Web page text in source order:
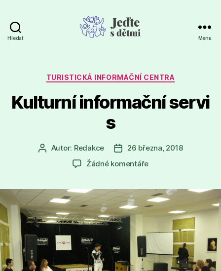
Hledat Menu
Rubriky
TURISTICKÁ INFORMAČNÍ CENTRA
Kulturní informační servi
s
Autor
příspěvku
Autor: Redakce
Datum
příspěvku
26 března, 2018
Žádné komentářeu
názvem
Kulturní informační